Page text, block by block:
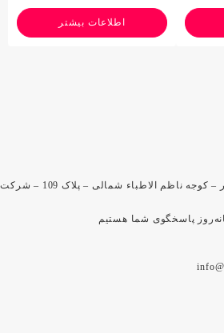
اطلاعات بیشتر
آدرس: تهران – خیابان امیرکبیر – کوجه ناظم الاطباء شمالی – پلاک 109 – شرکت